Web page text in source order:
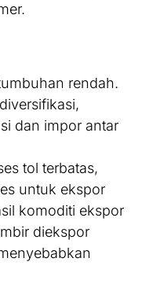
rendah.
dan impor antar
tol terbatas,
untuk ekspor
komoditi ekspor
diekspor